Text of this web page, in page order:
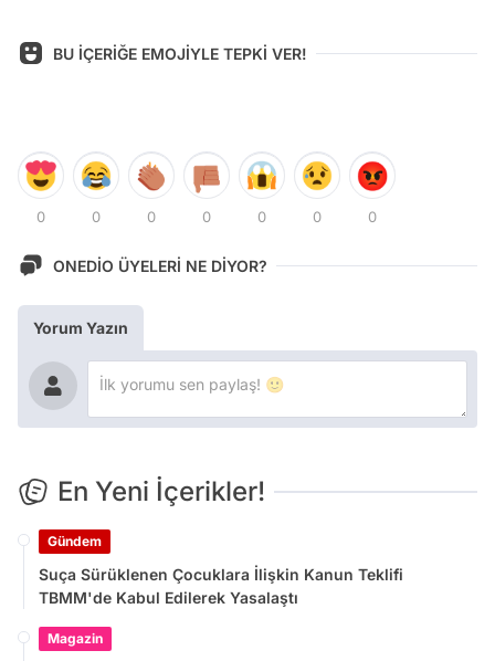
BU İÇERİĞE EMOJİYLE TEPKİ VER!
0 0 0 0 0 0 0
ONEDİO ÜYELERİ NE DİYOR?
Yorum Yazın
En Yeni İçerikler!
Gündem
Suça Sürüklenen Çocuklara İlişkin Kanun Teklifi
TBMM'de Kabul Edilerek Yasalaştı
Magazin